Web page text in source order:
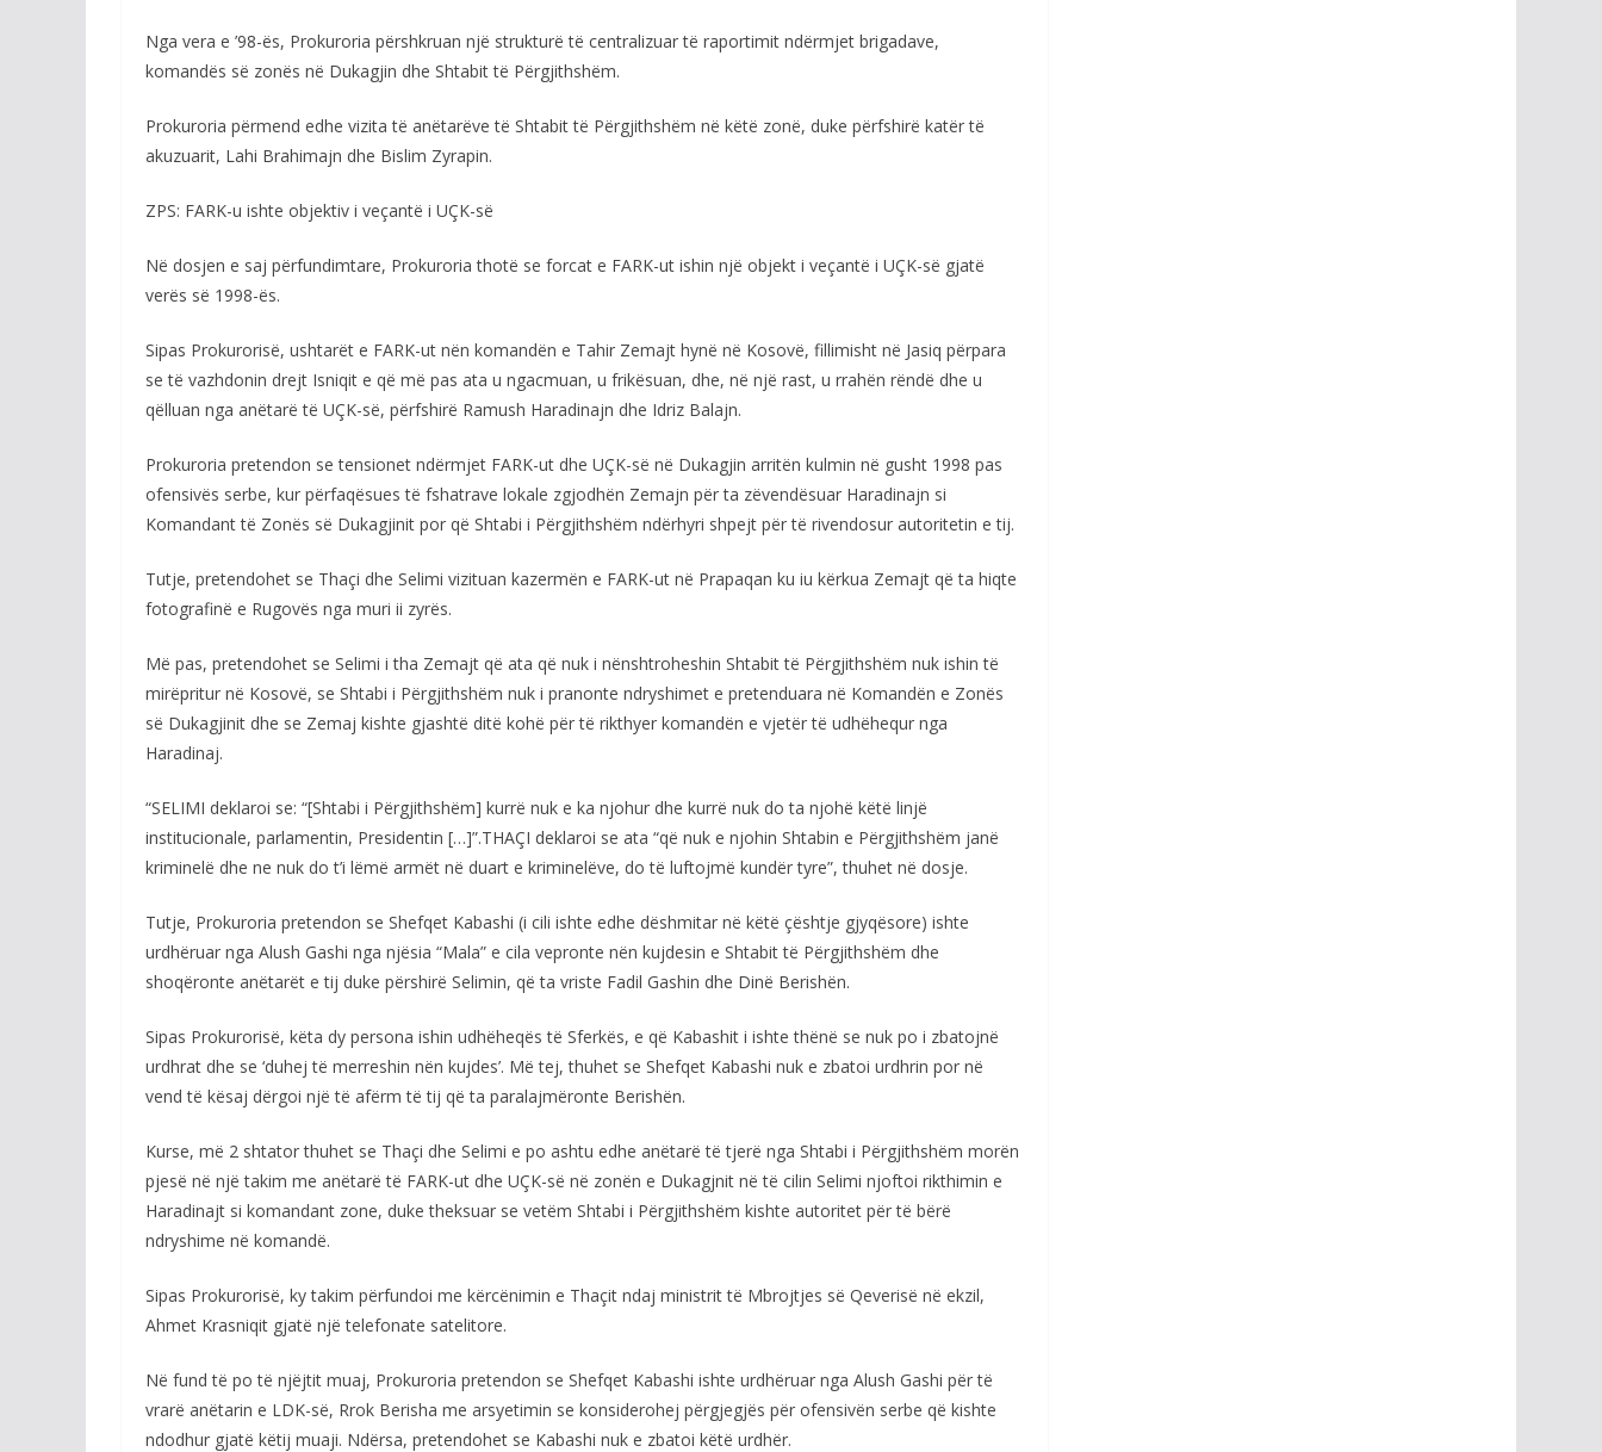
Nga vera e ’98-ës, Prokuroria përshkruan një strukturë të centralizuar të raportimit ndërmjet brigadave,
komandës së zonës në Dukagjin dhe Shtabit të Përgjithshëm.
Prokuroria përmend edhe vizita të anëtarëve të Shtabit të Përgjithshëm në këtë zonë, duke përfshirë katër të
akuzuarit, Lahi Brahimajn dhe Bislim Zyrapin.
ZPS: FARK-u ishte objektiv i veçantë i UÇK-së
Në dosjen e saj përfundimtare, Prokuroria thotë se forcat e FARK-ut ishin një objekt i veçantë i UÇK-së gjatë
verës së 1998-ës.
Sipas Prokurorisë, ushtarët e FARK-ut nën komandën e Tahir Zemajt hynë në Kosovë, fillimisht në Jasiq përpara
se të vazhdonin drejt Isniqit e që më pas ata u ngacmuan, u frikësuan, dhe, në një rast, u rrahën rëndë dhe u
qëlluan nga anëtarë të UÇK-së, përfshirë Ramush Haradinajn dhe Idriz Balajn.
Prokuroria pretendon se tensionet ndërmjet FARK-ut dhe UÇK-së në Dukagjin arritën kulmin në gusht 1998 pas
ofensivës serbe, kur përfaqësues të fshatrave lokale zgjodhën Zemajn për ta zëvendësuar Haradinajn si
Komandant të Zonës së Dukagjinit por që Shtabi i Përgjithshëm ndërhyri shpejt për të rivendosur autoritetin e tij.
Tutje, pretendohet se Thaçi dhe Selimi vizituan kazermën e FARK-ut në Prapaqan ku iu kërkua Zemajt që ta hiqte
fotografinë e Rugovës nga muri ii zyrës.
Më pas, pretendohet se Selimi i tha Zemajt që ata që nuk i nënshtroheshin Shtabit të Përgjithshëm nuk ishin të
mirëpritur në Kosovë, se Shtabi i Përgjithshëm nuk i pranonte ndryshimet e pretenduara në Komandën e Zonës
së Dukagjinit dhe se Zemaj kishte gjashtë ditë kohë për të rikthyer komandën e vjetër të udhëhequr nga
Haradinaj.
“SELIMI deklaroi se: “[Shtabi i Përgjithshëm] kurrë nuk e ka njohur dhe kurrë nuk do ta njohë këtë linjë
institucionale, parlamentin, Presidentin […]”.THAÇI deklaroi se ata “që nuk e njohin Shtabin e Përgjithshëm janë
kriminelë dhe ne nuk do t’i lëmë armët në duart e kriminelëve, do të luftojmë kundër tyre”, thuhet në dosje.
Tutje, Prokuroria pretendon se Shefqet Kabashi (i cili ishte edhe dëshmitar në këtë çështje gjyqësore) ishte
urdhëruar nga Alush Gashi nga njësia “Mala” e cila vepronte nën kujdesin e Shtabit të Përgjithshëm dhe
shoqëronte anëtarët e tij duke përshirë Selimin, që ta vriste Fadil Gashin dhe Dinë Berishën.
Sipas Prokurorisë, këta dy persona ishin udhëheqës të Sferkës, e që Kabashit i ishte thënë se nuk po i zbatojnë
urdhrat dhe se ‘duhej të merreshin nën kujdes’. Më tej, thuhet se Shefqet Kabashi nuk e zbatoi urdhrin por në
vend të kësaj dërgoi një të afërm të tij që ta paralajmëronte Berishën.
Kurse, më 2 shtator thuhet se Thaçi dhe Selimi e po ashtu edhe anëtarë të tjerë nga Shtabi i Përgjithshëm morën
pjesë në një takim me anëtarë të FARK-ut dhe UÇK-së në zonën e Dukagjnit në të cilin Selimi njoftoi rikthimin e
Haradinajt si komandant zone, duke theksuar se vetëm Shtabi i Përgjithshëm kishte autoritet për të bërë
ndryshime në komandë.
Sipas Prokurorisë, ky takim përfundoi me kërcënimin e Thaçit ndaj ministrit të Mbrojtjes së Qeverisë në ekzil,
Ahmet Krasniqit gjatë një telefonate satelitore.
Në fund të po të njëjtit muaj, Prokuroria pretendon se Shefqet Kabashi ishte urdhëruar nga Alush Gashi për të
vrarë anëtarin e LDK-së, Rrok Berisha me arsyetimin se konsiderohej përgjegjës për ofensivën serbe që kishte
ndodhur gjatë këtij muaji. Ndërsa, pretendohet se Kabashi nuk e zbatoi këtë urdhër.